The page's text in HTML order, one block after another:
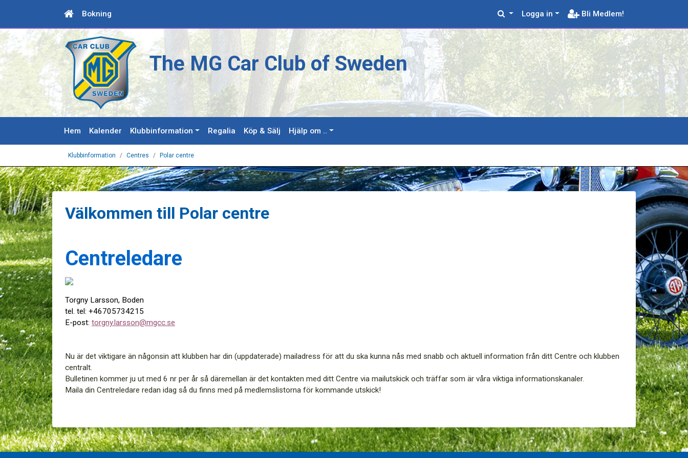
Bokning Logga in Bli Medlem!
The MG Car Club of Sweden
Hem Kalender Klubbinformation Regalia Köp & Sälj Hjälp om ..
Klubbinformation Centres Polar centre
Välkommen till Polar centre
Centreledare
Torgny Larsson, Boden
tel. tel: +46705734215
E-post: torgny.larsson@mgcc.se
Nu är det viktigare än någonsin att klubben har din (uppdaterade) mailadress för att du ska kunna nås med snabb och aktuell information från ditt Centre och klubben
centralt.
Bulletinen kommer ju ut med 6 nr per år så däremellan är det kontakten med ditt Centre via mailutskick och träffar som är våra viktiga informationskanaler.
Maila din Centreledare redan idag så du finns med på medlemslistorna för kommande utskick!